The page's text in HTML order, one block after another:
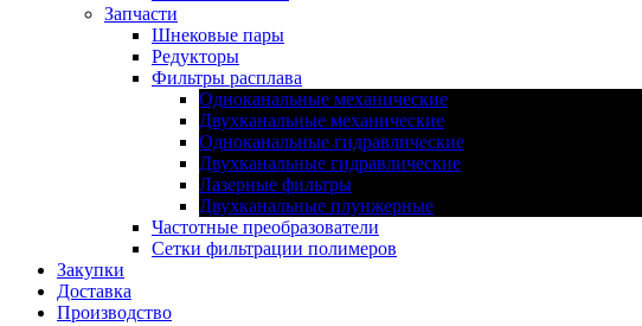
Запчасти
Шнековые пары
Редукторы
Фильтры расплава
Одноканальные механические
Двухканальные механические
Одноканальные гидравлические
Двухканальные гидравлические
Лазерные фильтры
Двухканальные плунжерные
Частотные преобразователи
Сетки фильтрации полимеров
Закупки
Доставка
Производство